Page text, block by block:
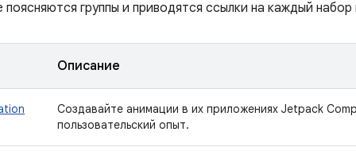
группы и приводятся ссылки на каждый набор
Описание
Создавайте анимации в их приложениях Jetpack
пользовательский опыт.